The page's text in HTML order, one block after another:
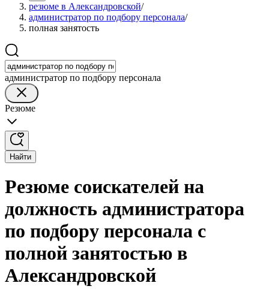
резюме в Александровской/
администратор по подбору персонала/
полная занятость
администратор по подбору персонала
Резюме
Найти
Резюме соискателей на
должность администратора
по подбору персонала с
полной занятостью в
Александровской